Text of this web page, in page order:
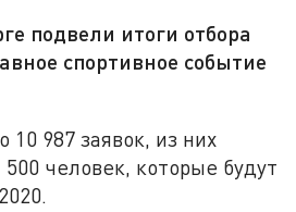
подвели итоги отбора
спортивное событие
10 987 заявок, из них
500 человек, которые будут